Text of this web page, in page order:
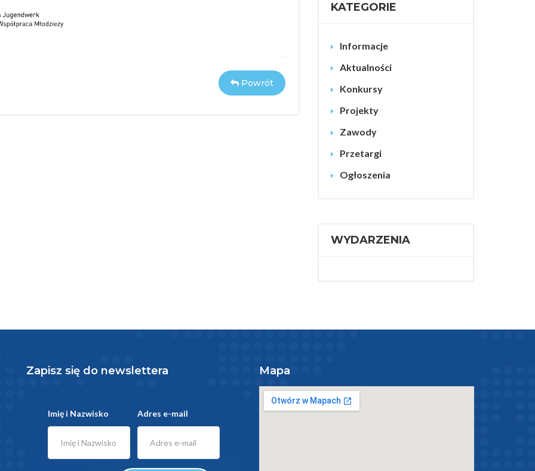
Powrót
KATEGORIE
Informacje
Aktualności
Konkursy
Projekty
Zawody
Przetargi
Ogłoszenia
WYDARZENIA
Zapisz się do newslettera
Imię i Nazwisko Adres e-mail
Mapa